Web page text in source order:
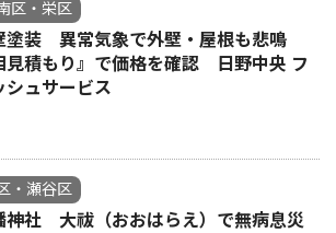
区・栄区
塗装 異常気象で外壁・屋根も悲鳴
見積もり』で価格を確認 日野中央 フ
シュサービス
・瀬谷区
神社 大祓（おおはらえ）で無病息災